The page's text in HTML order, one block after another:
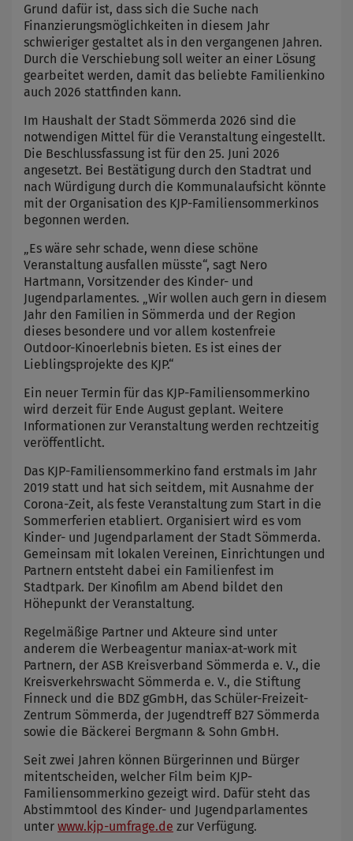
Grund dafür ist, dass sich die Suche nach
Finanzierungsmöglichkeiten in diesem Jahr
schwieriger gestaltet als in den vergangenen Jahren.
Durch die Verschiebung soll weiter an einer Lösung
gearbeitet werden, damit das beliebte Familienkino
auch 2026 stattfinden kann.
Im Haushalt der Stadt Sömmerda 2026 sind die
notwendigen Mittel für die Veranstaltung eingestellt.
Die Beschlussfassung ist für den 25. Juni 2026
angesetzt. Bei Bestätigung durch den Stadtrat und
nach Würdigung durch die Kommunalaufsicht könnte
mit der Organisation des KJP-Familiensommerkinos
begonnen werden.
„Es wäre sehr schade, wenn diese schöne
Veranstaltung ausfallen müsste“, sagt Nero
Hartmann, Vorsitzender des Kinder- und
Jugendparlamentes. „Wir wollen auch gern in diesem
Jahr den Familien in Sömmerda und der Region
dieses besondere und vor allem kostenfreie
Outdoor-Kinoerlebnis bieten. Es ist eines der
Lieblingsprojekte des KJP.“
Ein neuer Termin für das KJP-Familiensommerkino
wird derzeit für Ende August geplant. Weitere
Informationen zur Veranstaltung werden rechtzeitig
veröffentlicht.
Das KJP-Familiensommerkino fand erstmals im Jahr
2019 statt und hat sich seitdem, mit Ausnahme der
Corona-Zeit, als feste Veranstaltung zum Start in die
Sommerferien etabliert. Organisiert wird es vom
Kinder- und Jugendparlament der Stadt Sömmerda.
Gemeinsam mit lokalen Vereinen, Einrichtungen und
Partnern entsteht dabei ein Familienfest im
Stadtpark. Der Kinofilm am Abend bildet den
Höhepunkt der Veranstaltung.
Regelmäßige Partner und Akteure sind unter
anderem die Werbeagentur maniax-at-work mit
Partnern, der ASB Kreisverband Sömmerda e. V., die
Kreisverkehrswacht Sömmerda e. V., die Stiftung
Finneck und die BDZ gGmbH, das Schüler-Freizeit-
Zentrum Sömmerda, der Jugendtreff B27 Sömmerda
sowie die Bäckerei Bergmann & Sohn GmbH.
Seit zwei Jahren können Bürgerinnen und Bürger
mitentscheiden, welcher Film beim KJP-
Familiensommerkino gezeigt wird. Dafür steht das
Abstimmtool des Kinder- und Jugendparlamentes
unter www.kjp-umfrage.de zur Verfügung.